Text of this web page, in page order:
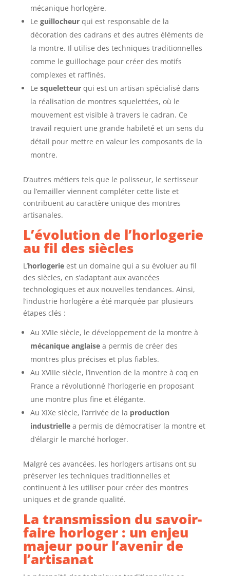
mécanique horlogère.
Le guillocheurqui est responsable de la
décoration des cadrans et des autres éléments de
la montre. Il utilise des techniques traditionnelles
comme le guillochage pour créer des motifs
complexes et raffinés.
Le squeletteurqui est un artisan spécialisé dans
la réalisation de montres squelettées, où le
mouvement est visible à travers le cadran. Ce
travail requiert une grande habileté et un sens du
détail pour mettre en valeur les composants de la
montre.
D’autres métiers tels que le polisseur, le sertisseur
ou l’emailler viennent compléter cette liste et
contribuent au caractère unique des montres
artisanales.
L’évolution de l’horlogerie
au fil des siècles
L’horlogerieest un domaine qui a su évoluer au fil
des siècles, en s’adaptant aux avancées
technologiques et aux nouvelles tendances. Ainsi,
l’industrie horlogère a été marquée par plusieurs
étapes clés :
Au XVIIe siècle, le développement de la montre à
mécanique anglaisea permis de créer des
montres plus précises et plus fiables.
Au XVIIIe siècle, l’invention de la montre à coq en
France a révolutionné l’horlogerie en proposant
une montre plus fine et élégante.
Au XIXe siècle, l’arrivée de la production
industriellea permis de démocratiser la montre et
d’élargir le marché horloger.
Malgré ces avancées, les horlogers artisans ont su
préserver les techniques traditionnelles et
continuent à les utiliser pour créer des montres
uniques et de grande qualité.
La transmission du savoir-
faire horloger : un enjeu
majeur pour l’avenir de
l’artisanat